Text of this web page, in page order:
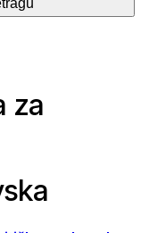
za